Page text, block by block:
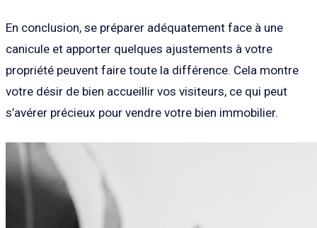
En conclusion, se préparer adéquatement face à une
canicule et apporter quelques ajustements à votre
propriété peuvent faire toute la différence. Cela montre
votre désir de bien accueillir vos visiteurs, ce qui peut
s’avérer précieux pour vendre votre bien immobilier.